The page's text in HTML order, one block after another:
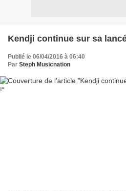
Kendji continue sur sa
Publié le 06/04/2016 à 06:40
Par Steph Musicnation